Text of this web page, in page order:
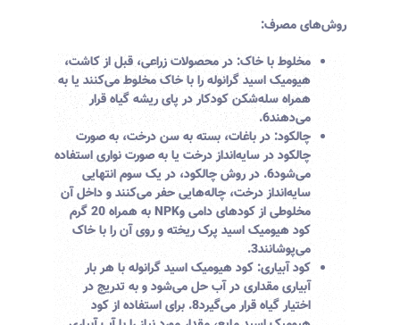
روش‌های مصرف:
مخلوط با خاک: در محصولات زراعی، قبل از کاشت،
هیومیک اسید گرانوله را با خاک مخلوط می‌کنند یا به
همراه سله‌شکن کودکار در پای ریشه گیاه قرار
می‌دهند6
.
چالکود: در باغات، بسته به سن درخت، به صورت
چالکود در سایه‌انداز درخت یا به صورت نواری استفاده
می‌شود6. در روش چالکود، در یک سوم انتهایی
سایه‌انداز درخت، چاله‌هایی حفر می‌کنند و داخل آن
مخلوطی از کودهای دامی وNPK به همراه 20 گرم
کود هیومیک اسید پرک ریخته و روی آن را با خاک
می‌پوشانند3
.
کود آبیاری: کود هیومیک اسید گرانوله با هر بار
آبیاری مقداری در آب حل می‌شود و به تدریج در
اختیار گیاه قرار می‌گیرد8. برای استفاده از کود